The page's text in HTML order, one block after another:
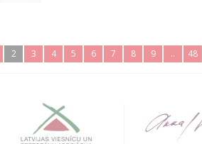
2 3 4 5 6 7 8 9 .. 48